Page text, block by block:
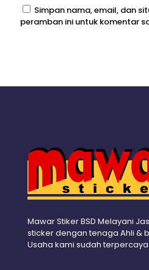
Simpan nama, email, dan
peramban ini untuk komentar
Mawar Stiker BSD Melayani
sticker dengan tenaga Ahli &
Usaha kami sudah terpercaya